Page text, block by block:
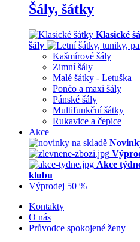
Šály, šátky
Klasické
šály
Kašmírové šály
Zimní šály
Malé šátky - Letuška
Pončo a maxi šály
Pánské šály
Multifunkční šátky
Rukavice a čepice
Akce
Akce
klubu
Výprodej 50 %
Kontakty
O nás
Průvodce spokojené ženy